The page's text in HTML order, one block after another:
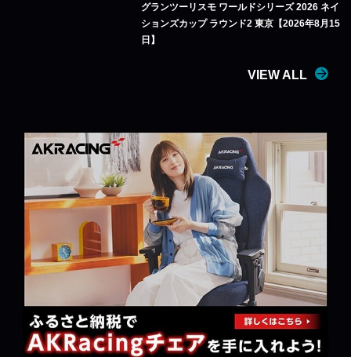
グランツーリスモ ワールドシリーズ 2026 ネイ
ションズカップ ラウンド2 東京【2026年8月15
日】
VIEW ALL